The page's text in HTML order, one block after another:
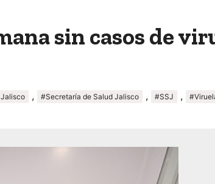
sin casos de
, #Secretaría de Salud Jalisco , #SSJ ,